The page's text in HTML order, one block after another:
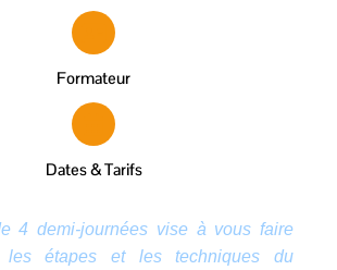
Formateur
Dates & Tarifs
4 demi-journées vise à vous faire
les étapes et les techniques du